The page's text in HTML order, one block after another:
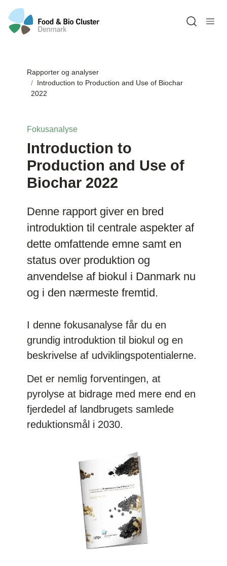
Rapporter og analyser
Introduction to Production and Use of Biochar
2022
Fokusanalyse
Introduction to
Production and Use of
Biochar 2022
Denne rapport giver en bred
introduktion til centrale aspekter af
dette omfattende emne samt en
status over produktion og
anvendelse af biokul i Danmark nu
og i den nærmeste fremtid.
I denne fokusanalyse får du en
grundig introduktion til biokul og en
beskrivelse af udviklingspotentialerne.
Det er nemlig forventingen, at
pyrolyse at bidrage med mere end en
fjerdedel af landbrugets samlede
reduktionsmål i 2030.